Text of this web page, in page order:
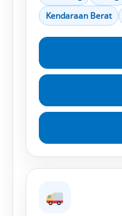
Kendaraan Berat